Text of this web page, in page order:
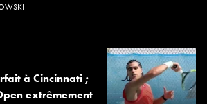
à Cincinnati ;
extrêmement